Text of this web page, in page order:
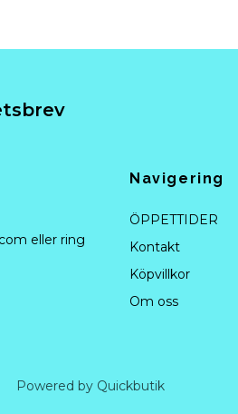
eller ring
Navigering
ÖPPETTIDER
Kontakt
Köpvillkor
Om oss
Powered by Quickbutik